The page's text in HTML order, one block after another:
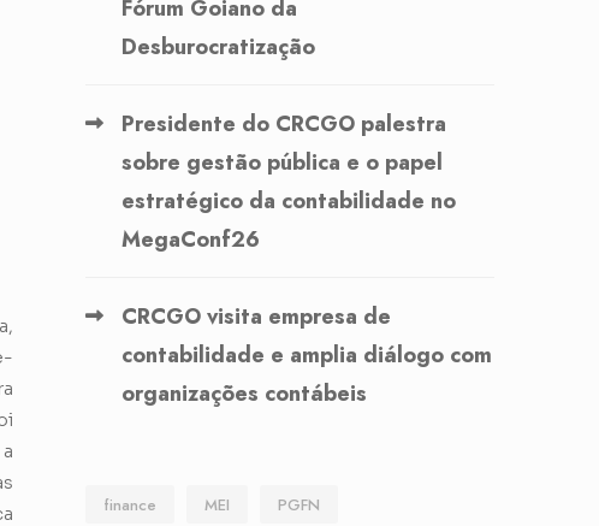
Fórum Goiano da
Desburocratização
Presidente do CRCGO palestra
sobre gestão pública e o papel
estratégico da contabilidade no
MegaConf26
CRCGO visita empresa de
contabilidade e amplia diálogo com
organizações contábeis
finance MEI PGFN